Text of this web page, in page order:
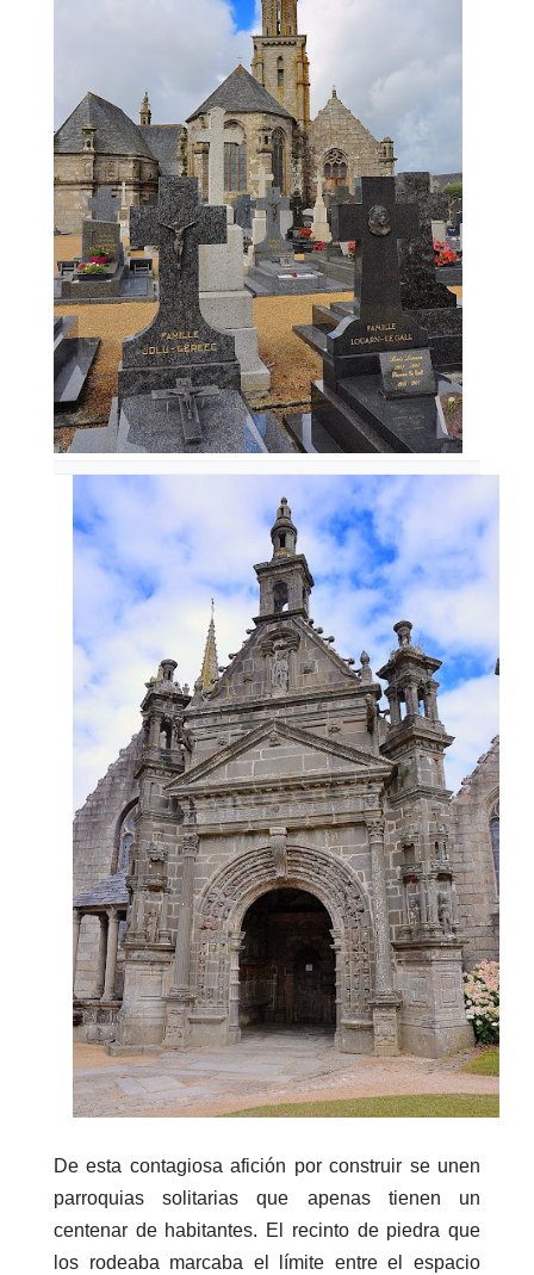
De esta contagiosa afición por construir se unen
parroquias solitarias que apenas tienen un
centenar de habitantes. El recinto de piedra que
los rodeaba marcaba el límite entre el espacio